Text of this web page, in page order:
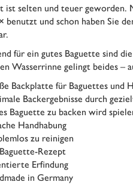
ist selten und teuer geworden.
benutzt und schon haben Sie
für ein gutes Baguette sind
Wasserrinne gelingt beides –
Backplatte für Baguettes und
Backergebnisse durch
Baguette zu backen wird
Handhabung
zu reinigen
Rezept
Erfindung
in Germany